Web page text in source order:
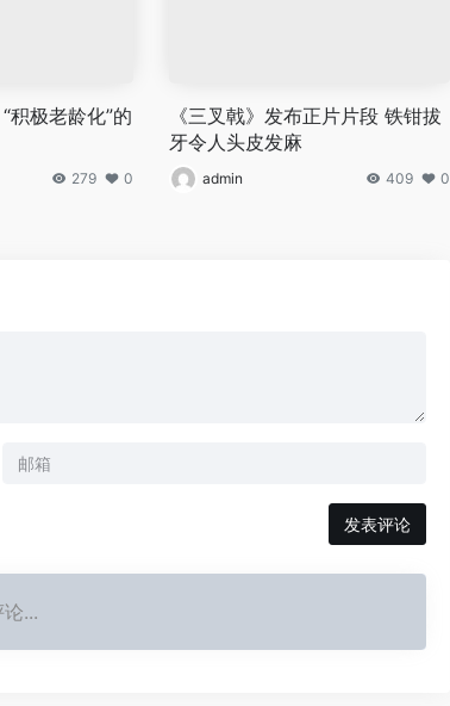
积极老龄化”的
279 0
《三叉戟》发布正片片段 铁钳拔
牙令人头皮发麻
admin 409 0
发表评论
...